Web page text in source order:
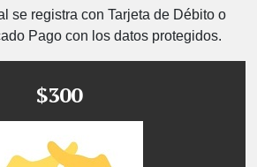
se registra con Tarjeta de Débito o
Pago con los datos protegidos.
$300